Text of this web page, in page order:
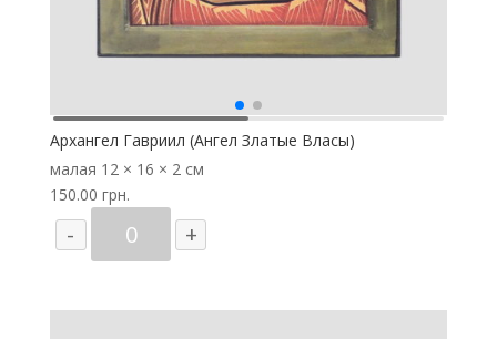
Архангел Гавриил (Ангел Златые Власы)
малая 12 × 16 × 2 см
150.00 грн.
-
Количество
товара
+